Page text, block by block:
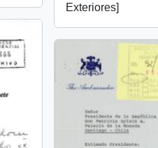
Exteriores]